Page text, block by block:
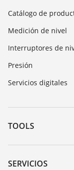
Catálogo de
Medición de nivel
Interruptores de
Presión
Servicios digitales
TOOLS
Zona de descarga
Búsqueda por
SERVICIOS